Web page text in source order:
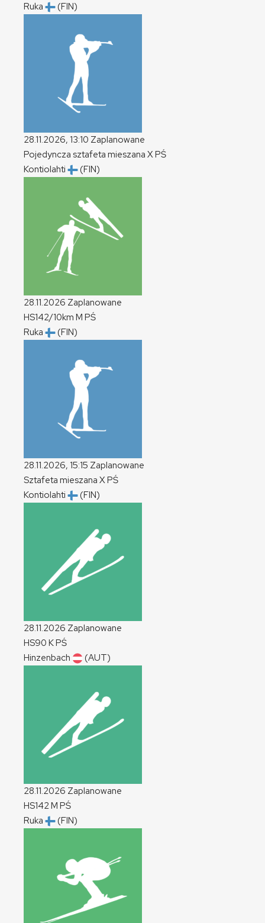
Ruka
(FIN)
28.11.2026, 13:10 Zaplanowane
Pojedyncza sztafeta mieszana XPŚ
Kontiolahti
(FIN)
28.11.2026 Zaplanowane
HS142/10km M PŚ
Ruka
(FIN)
28.11.2026, 15:15 Zaplanowane
Sztafeta mieszana XPŚ
Kontiolahti
(FIN)
28.11.2026 Zaplanowane
HS90 KPŚ
Hinzenbach
(AUT)
28.11.2026 Zaplanowane
HS142M PŚ
Ruka
(FIN)